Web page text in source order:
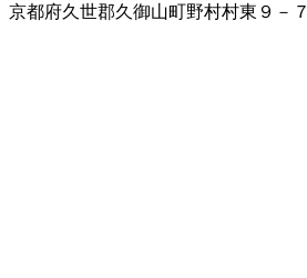
京都府久世郡久御山町野村村東９－７